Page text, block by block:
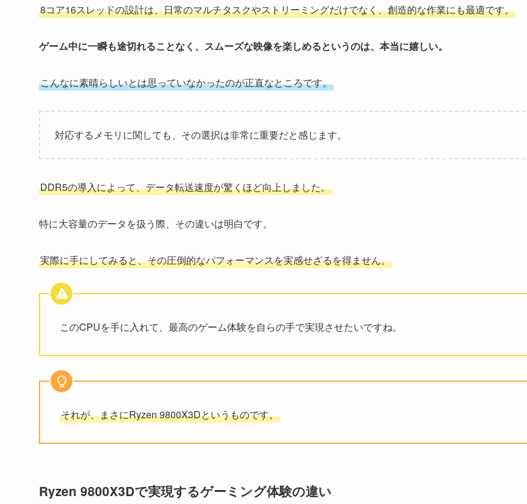
8コア16スレッドの設計は、日常のマルチタスクやストリーミングだけでなく、創造的な作業にも最適です。
ゲーム中に一瞬も途切れることなく、スムーズな映像を楽しめるというのは、本当に嬉しい。
こんなに素晴らしいとは思っていなかったのが正直なところです。
対応するメモリに関しても、その選択は非常に重要だと感じます。
DDR5の導入によって、データ転送速度が驚くほど向上しました。
特に大容量のデータを扱う際、その違いは明白です。
実際に手にしてみると、その圧倒的なパフォーマンスを実感せざるを得ません。
このCPUを手に入れて、最高のゲーム体験を自らの手で実現させたいですね。
それが、まさにRyzen 9800X3Dというものです。
Ryzen 9800X3Dで実現するゲーミング体験の違い